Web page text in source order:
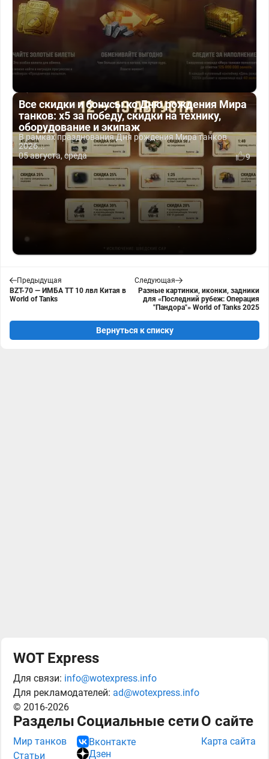
Все скидки и бонусы ко Дню рождения Мира
танков: x5 за победу, скидки на технику,
оборудование и экипаж
В рамках празднования Дня рождения Мира танков
2026...
05 августа, среда
9
Предыдущая
BZT-70 — ИМБА ТТ 10 лвл Китая в
World of Tanks
Следующая
Разные картинки, иконки, задники
для «Последний рубеж: Операция
"Пандора"» World of Tanks 2025
Вернуться к списку
WOT Express
Для связи: info@wotexpress.info
Для рекламодателей: ad@wotexpress.info
© 2016-2026
Разделы
Мир танков
Статьи
Социальные сети
Вконтакте
Дзен
О сайте
Карта сайта